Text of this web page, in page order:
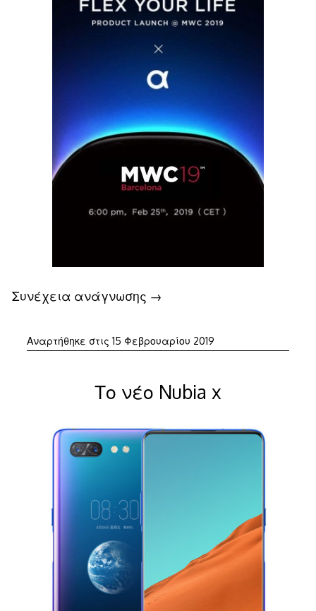
Συνέχεια ανάγνωσης →
Αναρτήθηκε στις 15 Φεβρουαρίου 2019
Το νέο Nubia x